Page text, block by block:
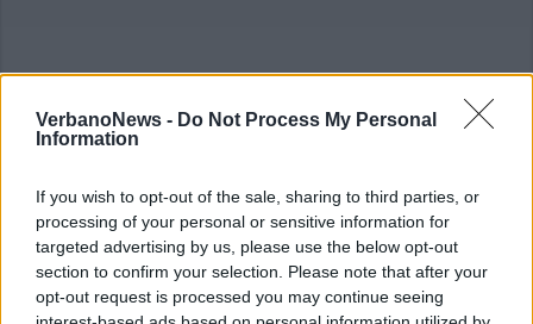
VerbanoNews - Do Not Process My Personal
Information
If you wish to opt-out of the sale, sharing to third parties, or
processing of your personal or sensitive information for
targeted advertising by us, please use the below opt-out
section to confirm your selection. Please note that after your
opt-out request is processed you may continue seeing